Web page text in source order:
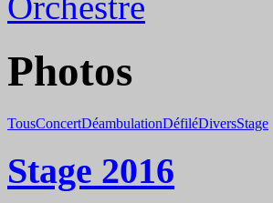
Photos
TousConcertDéambulationDéfiléDiversStage
Stage 2016